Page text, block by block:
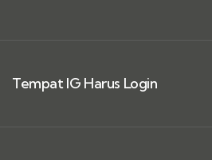
Tempat IG Harus Login